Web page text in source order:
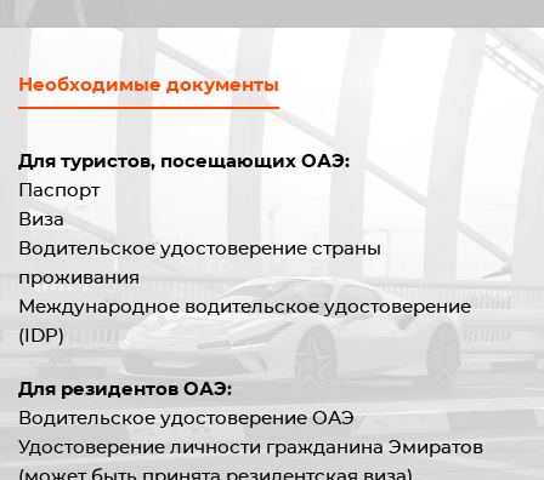
Необходимые документы
Для туристов, посещающих ОАЭ:
Паспорт
Виза
Водительское удостоверение страны
проживания
Международное водительское удостоверение
(IDP)
Для резидентов ОАЭ:
Водительское удостоверение ОАЭ
Удостоверение личности гражданина Эмиратов